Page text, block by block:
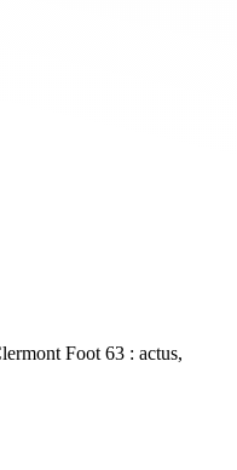
Foot 63 : actus,